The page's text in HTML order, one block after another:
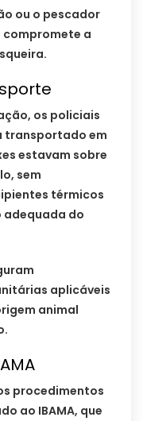
ou o pescador
compromete a
os policiais
transportado em
estavam sobre
sem
térmicos
adequada do
aplicáveis
animal
procedimentos
ao IBAMA, que